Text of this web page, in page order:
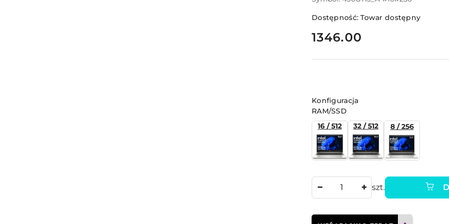
Dostępność:Towar dostępny
cena:
1346.00
Wariant
Konfiguracja
RAM/SSD
16 / 512
32 / 512 8 / 256
szt.